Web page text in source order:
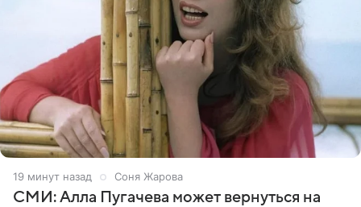
19 минут назад Соня Жарова
СМИ: Алла Пугачева может вернуться на